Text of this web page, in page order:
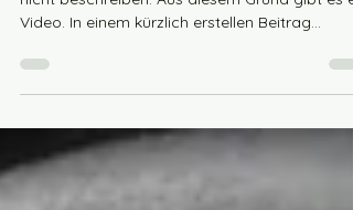
Man kann viel schreiben, aber ich könnte es
Video. In einem kürzlich erstellen Beitrag...